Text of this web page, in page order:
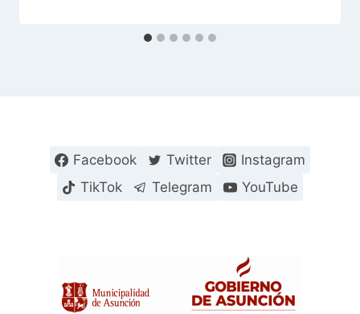
Facebook Twitter
Instagram
TikTok
Telegram YouTube